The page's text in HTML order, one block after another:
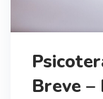
Breve –